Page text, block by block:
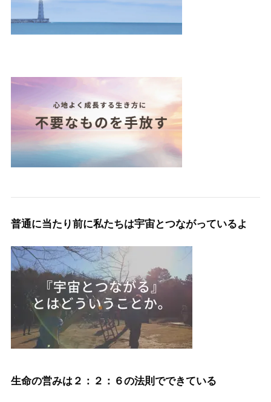
普通に当たり前に私たちは宇宙とつながっているよ
生命の営みは２：２：６の法則でできている